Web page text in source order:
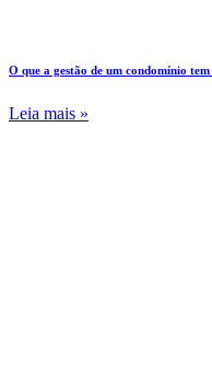
O que a gestão de um condomínio
Leia mais »